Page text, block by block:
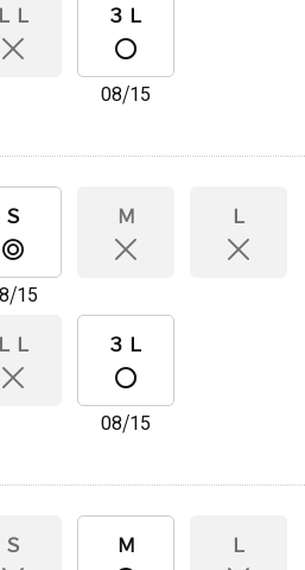
ＬＬ ３Ｌ
08/15
Ｓ
15
Ｍ Ｌ
ＬＬ ３Ｌ
08/15
Ｓ Ｍ Ｌ